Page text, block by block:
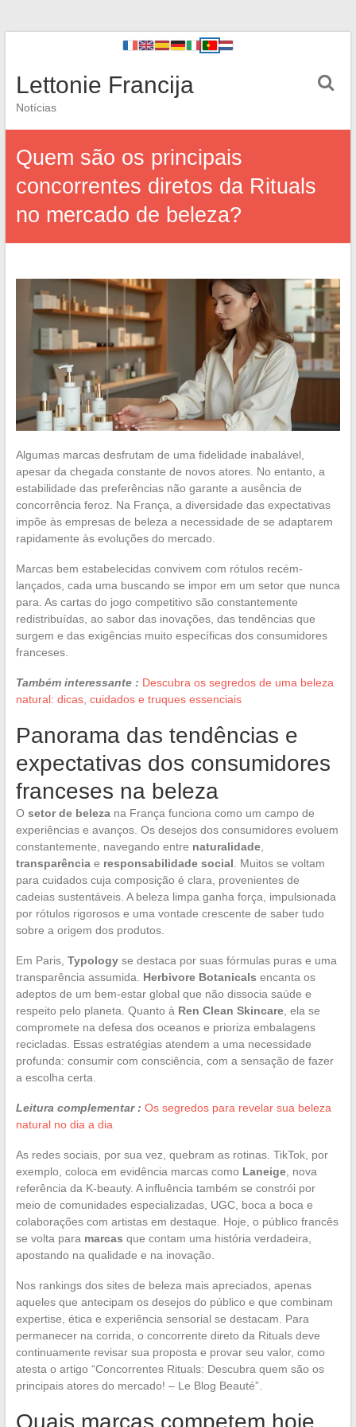
Lettonie Francija
Notícias
Quem são os principais
concorrentes diretos da Rituals
no mercado de beleza?
Algumas marcas desfrutam de uma fidelidade inabalável,
apesar da chegada constante de novos atores. No entanto, a
estabilidade das preferências não garante a ausência de
concorrência feroz. Na França, a diversidade das expectativas
impõe às empresas de beleza a necessidade de se adaptarem
rapidamente às evoluções do mercado.
Marcas bem estabelecidas convivem com rótulos recém-
lançados, cada uma buscando se impor em um setor que nunca
para. As cartas do jogo competitivo são constantemente
redistribuídas, ao sabor das inovações, das tendências que
surgem e das exigências muito específicas dos consumidores
franceses.
Também interessante : Descubra os segredos de uma beleza
natural: dicas, cuidados e truques essenciais
Panorama das tendências e
expectativas dos consumidores
franceses na beleza
O setor de belezana França funciona como um campo de
experiências e avanços. Os desejos dos consumidores evoluem
constantemente, navegando entre naturalidade,
transparênciae responsabilidade social . Muitos se voltam
para cuidados cuja composição é clara, provenientes de
cadeias sustentáveis. A beleza limpa ganha força, impulsionada
por rótulos rigorosos e uma vontade crescente de saber tudo
sobre a origem dos produtos.
Em Paris, Typologyse destaca por suas fórmulas puras e uma
transparência assumida. Herbivore Botanicals encanta os
adeptos de um bem-estar global que não dissocia saúde e
respeito pelo planeta. Quanto à Ren Clean Skincare, ela se
compromete na defesa dos oceanos e prioriza embalagens
recicladas. Essas estratégias atendem a uma necessidade
profunda: consumir com consciência, com a sensação de fazer
a escolha certa.
Leitura complementar : Os segredos para revelar sua beleza
natural no dia a dia
As redes sociais, por sua vez, quebram as rotinas. TikTok, por
exemplo, coloca em evidência marcas como Laneige, nova
referência da K-beauty. A influência também se constrói por
meio de comunidades especializadas, UGC, boca a boca e
colaborações com artistas em destaque. Hoje, o público francês
se volta para marcas que contam uma história verdadeira,
apostando na qualidade e na inovação.
Nos rankings dos sites de beleza mais apreciados, apenas
aqueles que antecipam os desejos do público e que combinam
expertise, ética e experiência sensorial se destacam. Para
permanecer na corrida, o concorrente direto da Rituals deve
continuamente revisar sua proposta e provar seu valor, como
atesta o artigo “Concorrentes Rituals: Descubra quem são os
principais atores do mercado! – Le Blog Beauté”.
Quais marcas competem hoje